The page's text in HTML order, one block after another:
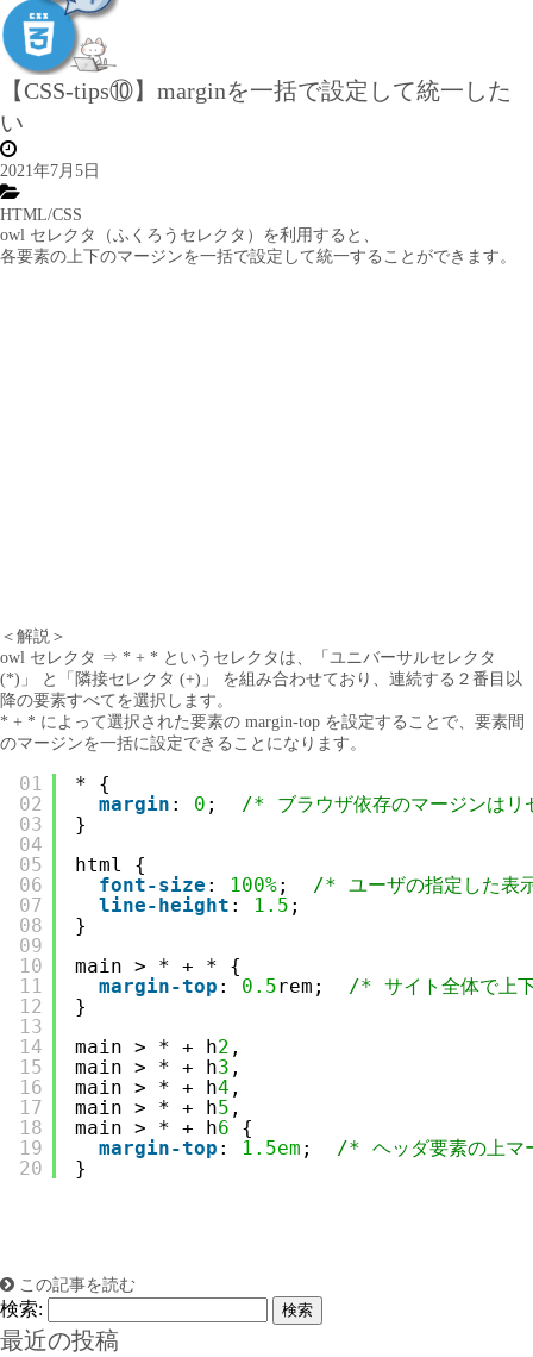
【CSS-tips⑩】marginを一括で設定して統一した
い
2021年7月5日
HTML/CSS
owl セレクタ（ふくろうセレクタ）を利用すると、
各要素の上下のマージンを一括で設定して統一することができます。
＜解説＞
owl セレクタ ⇒ * + * というセレクタは、「ユニバーサルセレクタ
(*)」 と「隣接セレクタ (+)」 を組み合わせており、連続する２番目以
降の要素すべてを選択します。
* + * によって選択された要素の margin-top を設定することで、要素間
のマージンを一括に設定できることになります。
01
02
03
04
05
06
07
08
09
10
11
12
13
14
15
16
17
18
19
20
* {
margin : 0 ; /* ブラウザ依存のマージンは
}
html {
font-size : 100%; /* ユーザの指定した表
line-height : 1.5 ;
}
main > * + * {
margin-top : 0.5rem; /* サイト全体で上
}
main > * + h2 ,
main > * + h3 ,
main > * + h4 ,
main > * + h5 ,
main > * + h6
{
margin-top : 1.5em ; /* ヘッダ要素の上マ
}
この記事を読む
検索:
最近の投稿